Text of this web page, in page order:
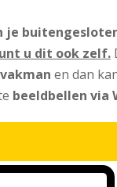
je
u dit ook zelf.
vakman en dan
beeldbellen via